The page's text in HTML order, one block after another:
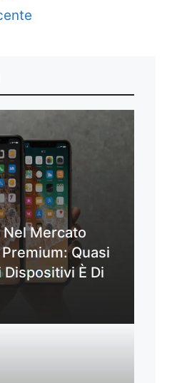
Nel Mercato
Quasi
Dispositivi È Di